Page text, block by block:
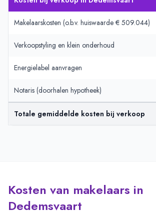
Makelaarskosten (o.b.v. huiswaarde € 509.044)
Verkoopstyling en klein onderhoud
Energielabel aanvragen
Notaris (doorhalen hypotheek)
Totale gemiddelde kosten bij verkoop
Kosten van makelaars in
Dedemsvaart